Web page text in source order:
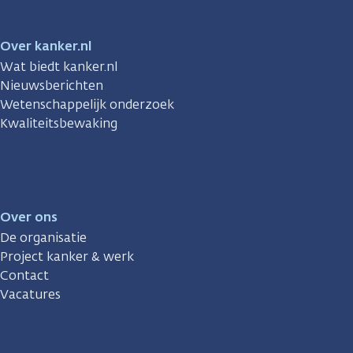
Over kanker.nl
Wat biedt kanker.nl
Nieuwsberichten
Wetenschappelijk onderzoek
Kwaliteitsbewaking
Over ons
De organisatie
Project kanker & werk
Contact
Vacatures